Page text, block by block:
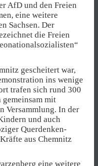
AfD und den Freien
eine weitere
Sachsen. Der
die Freien
gescheitert war,
ins wenige
trafen sich rund 300
gemeinsam mit
Versammlung. In der
und auch
Querdenken-
aus Chemnitz
eine weitere